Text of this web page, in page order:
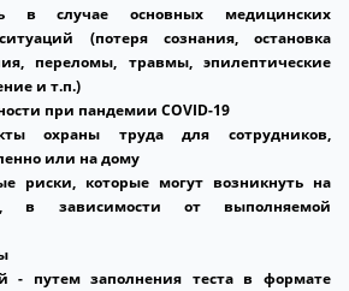
в случае основных медицинских
(потеря сознания, остановка
переломы, травмы, эпилептические
и т.п.)
при пандемии COVID-19
охраны труда для сотрудников,
или на дому
риски, которые могут возникнуть на
в зависимости от выполняемой
- путем заполнения теста в формате